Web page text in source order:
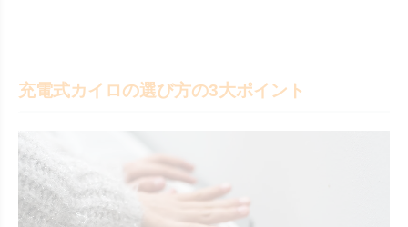
充電式カイロの選び方の3大ポイント